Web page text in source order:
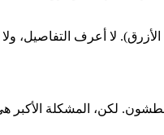
الأزرق). لا أعرف
لكن، المشكلة الأكبر هي